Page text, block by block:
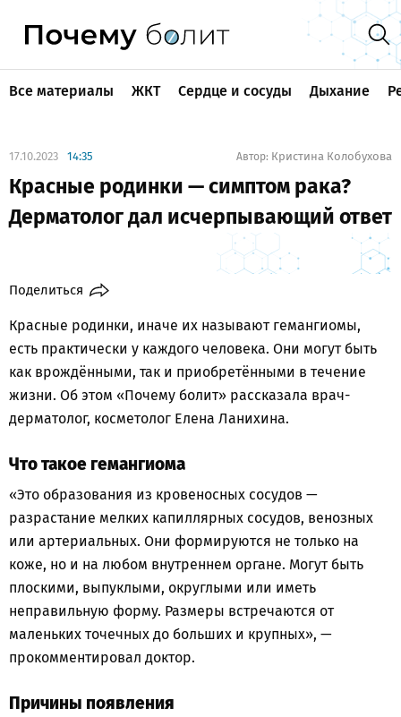
Все материалы ЖКТ Сердце и сосуды Дыхание
17.10.2023 14:35 Автор: Кристина Колобухова
Красные родинки — симптом рака?
Дерматолог дал исчерпывающий ответ
Поделиться
Красные родинки, иначе их называют гемангиомы,
есть практически у каждого человека. Они могут быть
как врождёнными, так и приобретёнными в течение
жизни. Об этом «Почему болит» рассказала врач-
дерматолог, косметолог Елена Ланихина.
Что такое гемангиома
«Это образования из кровеносных сосудов —
разрастание мелких капиллярных сосудов, венозных
или артериальных. Они формируются не только на
коже, но и на любом внутреннем органе. Могут быть
плоскими, выпуклыми, округлыми или иметь
неправильную форму. Размеры встречаются от
маленьких точечных до больших и крупных», —
прокомментировал доктор.
Причины появления